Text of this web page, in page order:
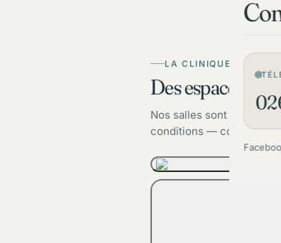
LA CLINIQUE
Des espaces
Nos salles sont
conditions — confort,